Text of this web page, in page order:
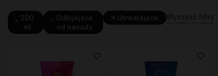
200
ml
Odbijajace
od nasady
Utrwalajace